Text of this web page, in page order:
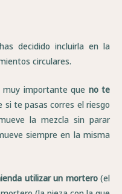
decidido incluirla en la
circulares.
muy importante que no te
si te pasas corres el riesgo
la mezcla sin parar
siempre en la misma
utilizar un mortero(el